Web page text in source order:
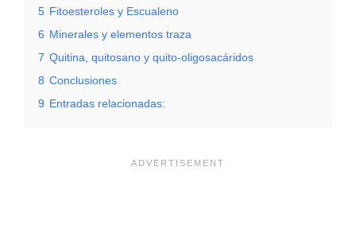
5 Fitoesteroles y Escualeno
6 Minerales y elementos traza
7 Quitina, quitosano y quito-oligosacáridos
8 Conclusiones
9 Entradas relacionadas: